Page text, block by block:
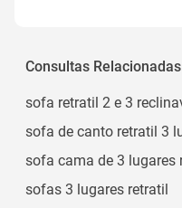
Preto
Ver todos
Consultas Relacionadas
sofa retratil 2 e 3
sofa de canto retratil 3
sofa cama de 3 lugares
sofas 3 lugares retratil